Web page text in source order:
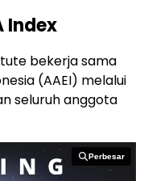
Index
bekerja sama
(AAEI) melalui
seluruh anggota
Perbesar
Perbesar